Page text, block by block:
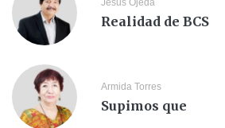
Realidad de BCS
Armida Torres
Supimos que